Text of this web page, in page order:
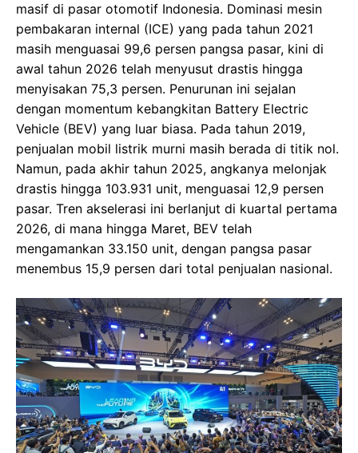
masif di pasar otomotif Indonesia. Dominasi mesin
pembakaran internal (ICE) yang pada tahun 2021
masih menguasai 99,6 persen pangsa pasar, kini di
awal tahun 2026 telah menyusut drastis hingga
menyisakan 75,3 persen. Penurunan ini sejalan
dengan momentum kebangkitan Battery Electric
Vehicle (BEV) yang luar biasa. Pada tahun 2019,
penjualan mobil listrik murni masih berada di titik nol.
Namun, pada akhir tahun 2025, angkanya melonjak
drastis hingga 103.931 unit, menguasai 12,9 persen
pasar. Tren akselerasi ini berlanjut di kuartal pertama
2026, di mana hingga Maret, BEV telah
mengamankan 33.150 unit, dengan pangsa pasar
menembus 15,9 persen dari total penjualan nasional.